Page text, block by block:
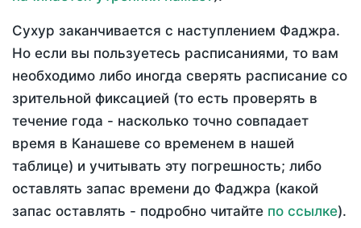
Сухур заканчивается с наступлением Фаджра.
Но если вы пользуетесь расписаниями, то вам
необходимо либо иногда сверять расписание со
зрительной фиксацией (то есть проверять в
течение года - насколько точно совпадает
время в Канашеве со временем в нашей
таблице) и учитывать эту погрешность; либо
оставлять запас времени до Фаджра (какой
запас оставлять - подробно читайте по ссылке).